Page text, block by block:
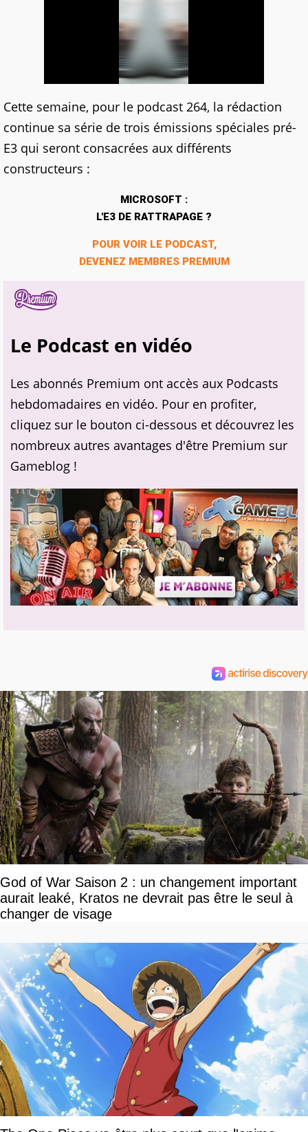
Cette semaine, pour le podcast 264, la rédaction
continue sa série de trois émissions spéciales pré-
E3 qui seront consacrées aux différents
constructeurs :
MICROSOFT :
L'E3 DE RATTRAPAGE ?
POUR VOIR LE PODCAST,
DEVENEZ MEMBRES PREMIUM
Le Podcast en vidéo
Les abonnés Premium ont accès aux Podcasts
hebdomadaires en vidéo. Pour en profiter,
cliquez sur le bouton ci-dessous et découvrez les
nombreux autres avantages d'être Premium sur
Gameblog !
God of War Saison 2 : un changement important
aurait leaké, Kratos ne devrait pas être le seul à
changer de visage